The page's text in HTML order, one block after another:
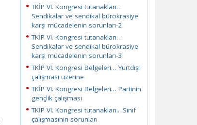
TKİP VI. Kongresi tutanakları…
Sendikalar ve sendikal bürokrasiye
karşı mücadelenin sorunları-2
TKİP VI. Kongresi tutanakları…
Sendikalar ve sendikal bürokrasiye
karşı mücadelenin sorunları-3
TKİP VI. Kongresi Belgeleri… Yurtdışı
çalışması üzerine
TKİP VI. Kongresi Belgeleri… Partinin
gençlik çalışması
TKİP VI. Kongresi tutanakları... Sınıf
çalışmasının sorunları